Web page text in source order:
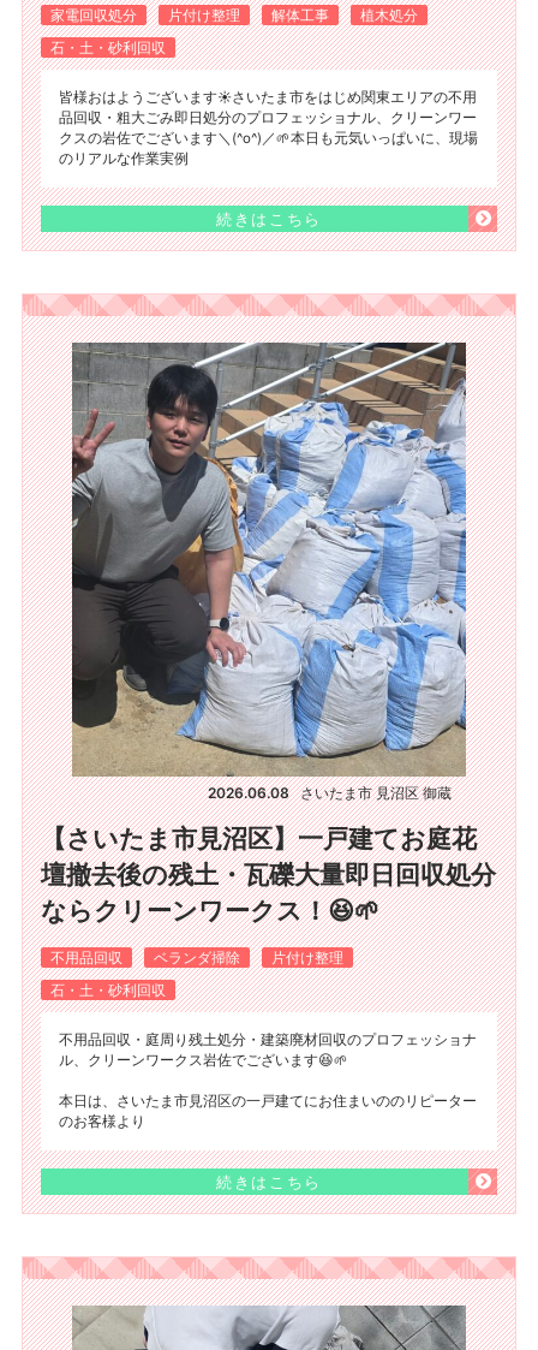
家電回収処分 片付け整理 解体工事
植木処分
石・土・砂利回収
皆様おはようございます☀️さいたま市をはじめ関東エリアの不用
品回収・粗大ごみ即日処分のプロフェッショナル、クリーンワー
クスの岩佐でございます＼(^o^)／🌱本日も元気いっぱいに、現場
のリアルな作業実例
続きはこちら
2026.06.08 さいたま市 見沼区 御蔵
【さいたま市見沼区】一戸建てお庭花
壇撤去後の残土・瓦礫大量即日回収処分
ならクリーンワークス！😆🌱
不用品回収 ベランダ掃除
片付け整理
石・土・砂利回収
不用品回収・庭周り残土処分・建築廃材回収のプロフェッショナ
ル、クリーンワークス岩佐でございます😆🌱
本日は、さいたま市見沼区の一戸建てにお住まいののリピーター
のお客様より
続きはこちら